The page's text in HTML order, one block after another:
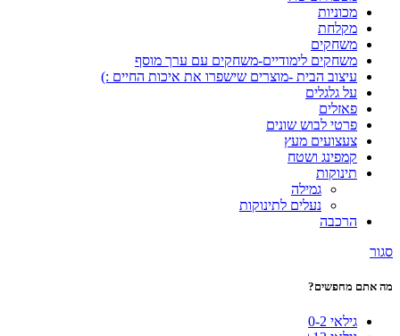
מכוניות
מקלחת
משחקים
משחקים לימודיים-משחקים עם ערך מוסף
עיצוב הבית -מוצרים שישפרו את איכות החיים :)
על גלגלים
פאזלים
פרטי לבוש שונים
צעצועים מעץ
קמפינג ושטח
תינוקות
גמילה
נעלים לתינוקות
הרכבה
סגור
מה אתם מחפשים?
גילאי 0-2